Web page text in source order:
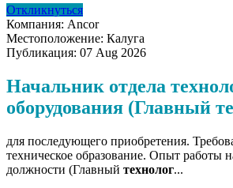
Откликнуться
Компания: Ancor
Местоположение: Калуга
Публикация: 07 Aug 2026
Начальник отдела
оборудования (Главный
для последующего приобретения.
техническое образование. Опыт работы
должности (Главный технолог...